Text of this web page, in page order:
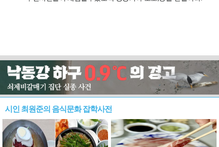
시인 최원준의 음식문화 잡학사전